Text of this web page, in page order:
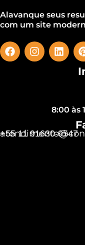
Alavanque seus
com um site
8:00 às
+55 11 91630-9547